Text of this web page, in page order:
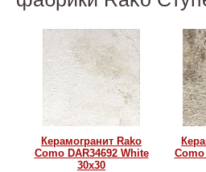
Керамогранит Rako
Como DAR34692 White
30x30
Como